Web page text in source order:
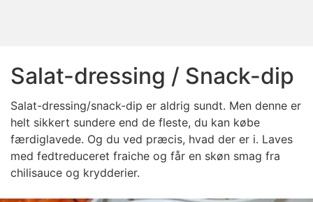
Salat-dressing / Snack-dip
Salat-dressing/snack-dip er aldrig sundt. Men denne er
helt sikkert sundere end de fleste, du kan købe
færdiglavede. Og du ved præcis, hvad der er i. Laves
med fedtreduceret fraiche og får en skøn smag fra
chilisauce og krydderier.